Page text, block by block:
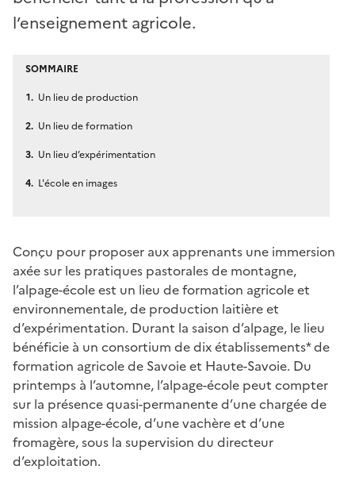
l’enseignement agricole.
SOMMAIRE
Un lieu de production
Un lieu de formation
Un lieu d’expérimentation
L'école en images
Conçu pour proposer aux apprenants une immersion
axée sur les pratiques pastorales de montagne,
l’alpage-école est un lieu de formation agricole et
environnementale, de production laitière et
d’expérimentation. Durant la saison d’alpage, le lieu
bénéficie à un consortium de dix établissements* de
formation agricole de Savoie et Haute-Savoie. Du
printemps à l’automne, l’alpage-école peut compter
sur la présence quasi-permanente d’une chargée de
mission alpage-école, d’une vachère et d’une
fromagère, sous la supervision du directeur
d’exploitation.